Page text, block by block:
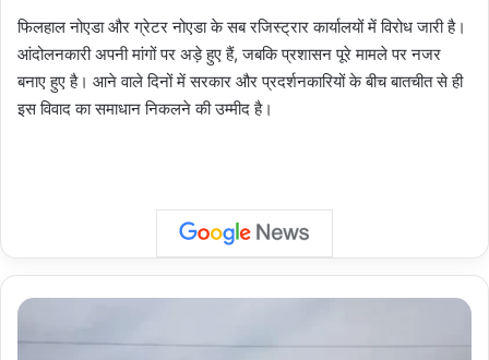
फिलहाल नोएडा और ग्रेटर नोएडा के सब रजिस्ट्रार कार्यालयों में विरोध जारी है।
आंदोलनकारी अपनी मांगों पर अड़े हुए हैं, जबकि प्रशासन पूरे मामले पर नजर
बनाए हुए है। आने वाले दिनों में सरकार और प्रदर्शनकारियों के बीच बातचीत से ही
इस विवाद का समाधान निकलने की उम्मीद है।
Noida